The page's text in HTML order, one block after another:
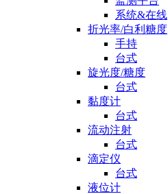
系统&在线
折光率/白利糖度
手持
台式
旋光度/糖度
台式
黏度计
台式
流动注射
台式
滴定仪
台式
液位计